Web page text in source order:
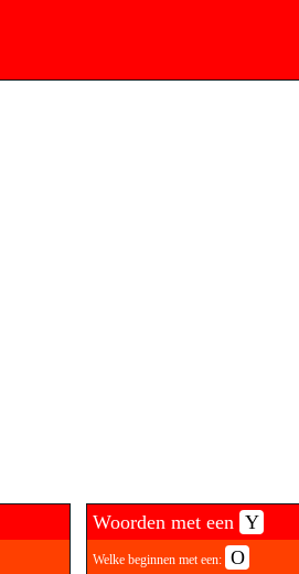
Woorden met een Y
Welke beginnen met een: O